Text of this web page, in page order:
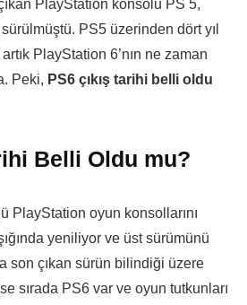
PlayStation konsolu PS 5,
PS5 üzerinden dört yıl
PlayStation 6’nın ne zaman
Peki, PS6 çıkış tarihi belli oldu
Belli Oldu mu?
PlayStation oyun konsollarını
yeniliyor ve üst sürümünü
son çıkan sürün bilindiği üzere
sırada PS6 var ve oyun tutkunları